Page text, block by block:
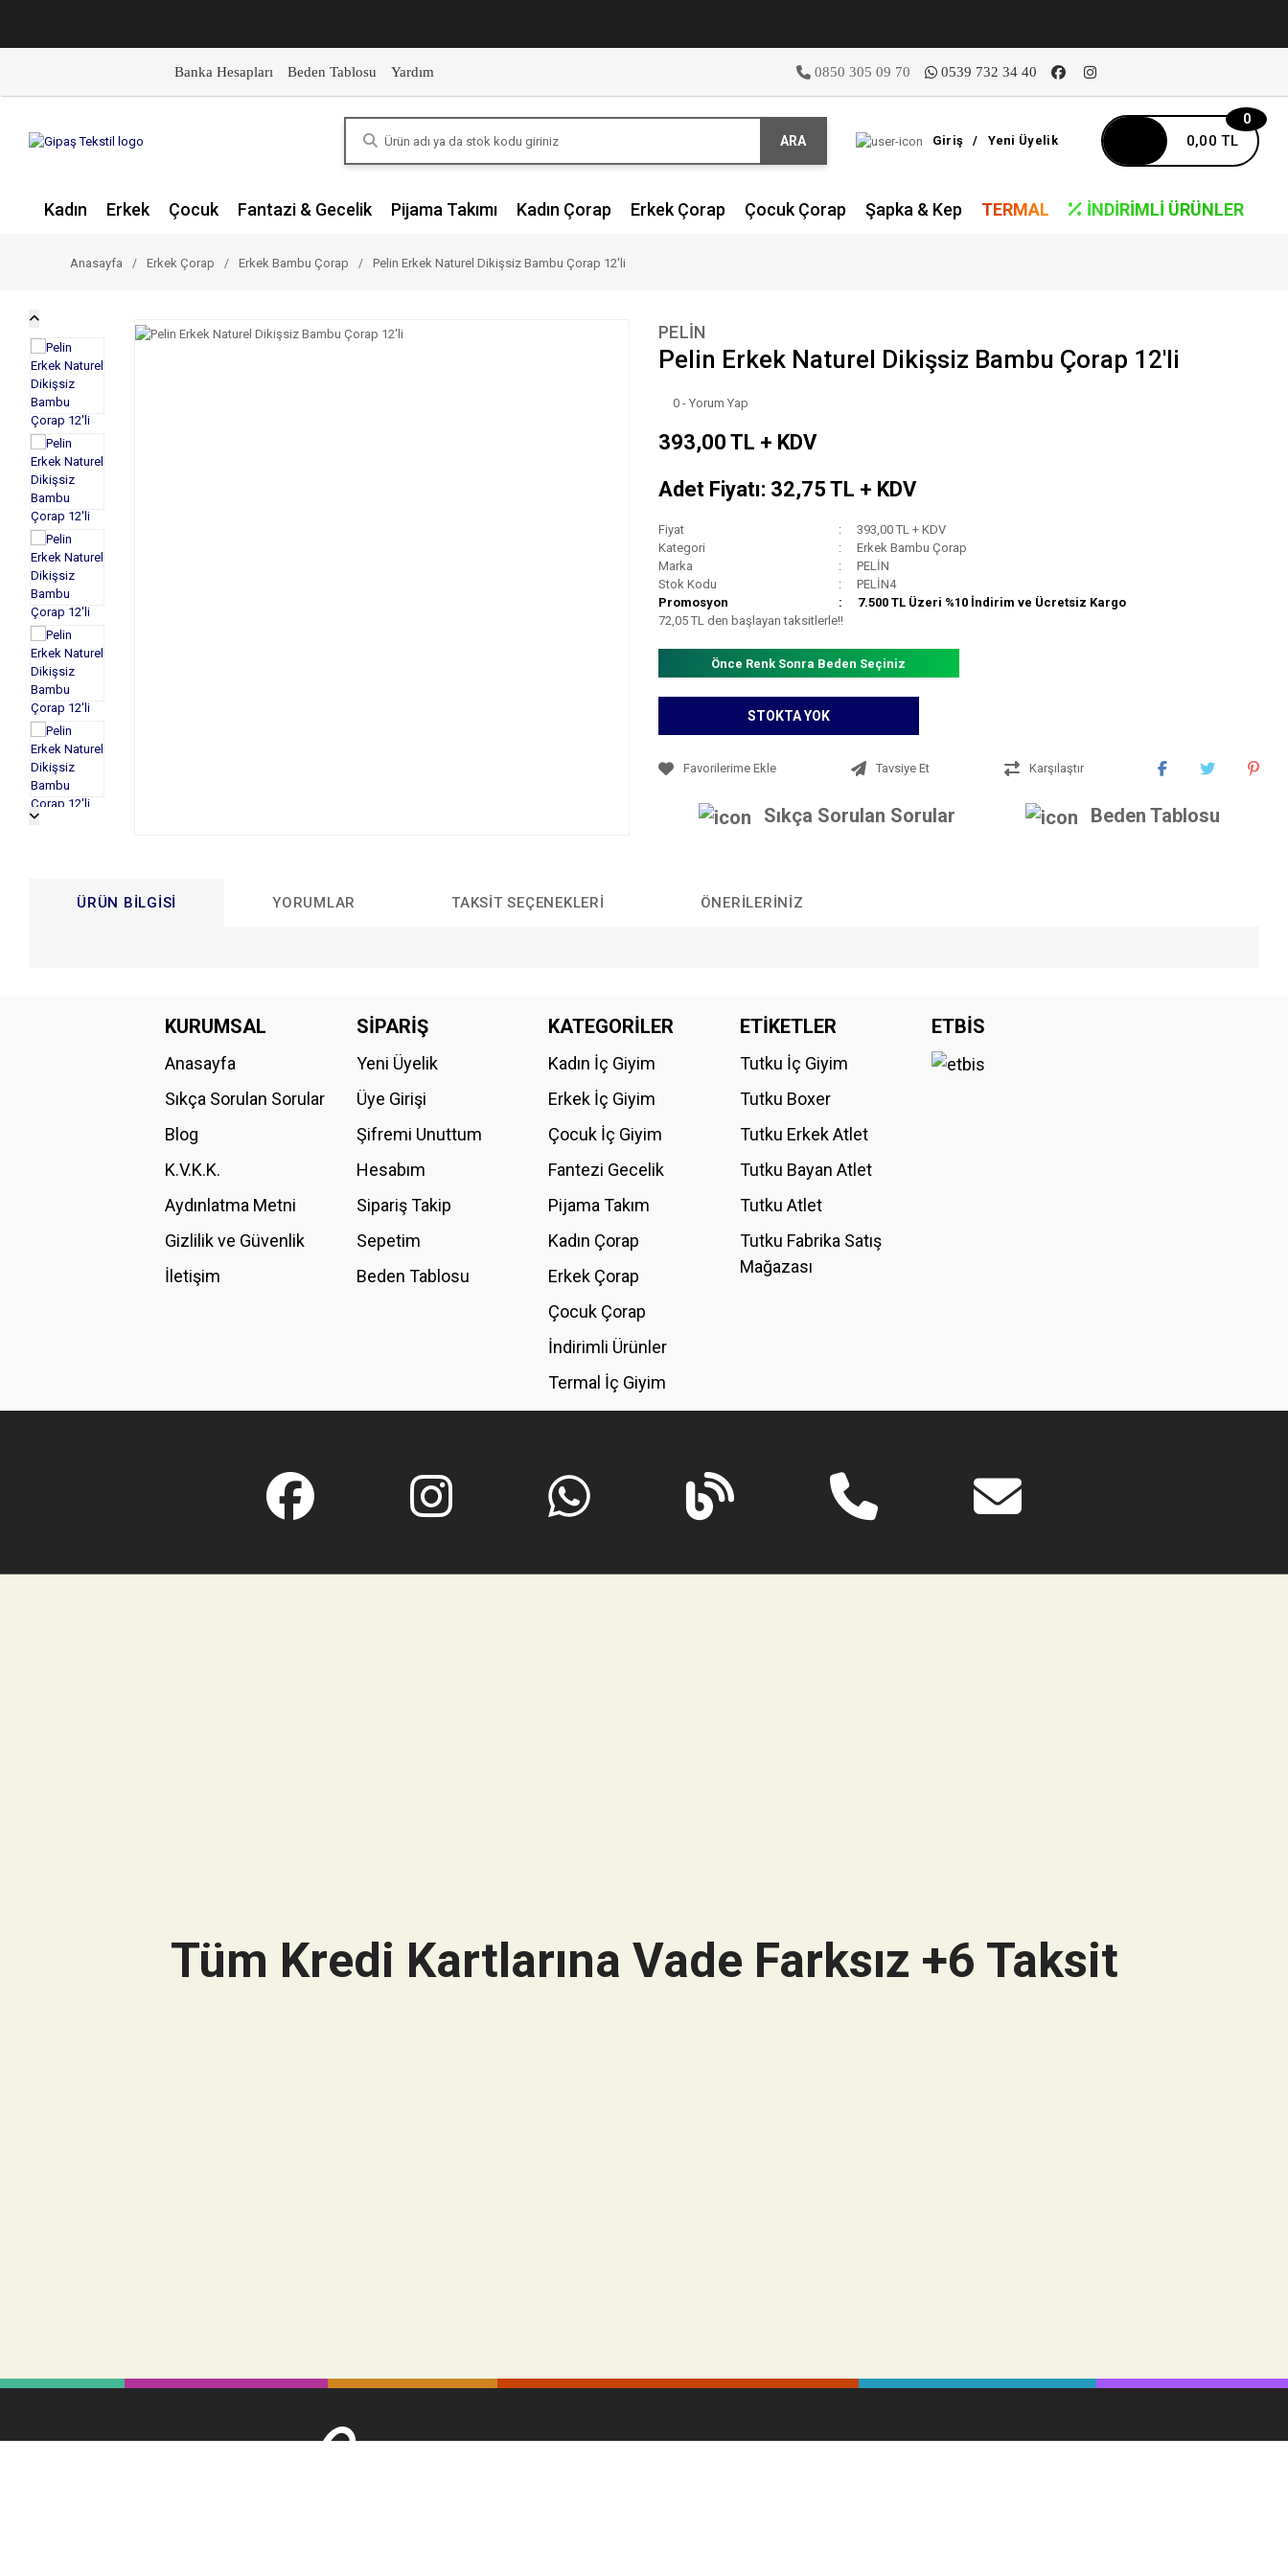
Banka Hesapları Beden Tablosu Yardım 0850 305 09 70 0539 732 34 40
ARA Giriş / Yeni Üyelik 0,00 TL
0
Kadın Erkek Çocuk Fantazi & Gecelik Pijama Takımı Kadın Çorap Erkek Çorap Çocuk Çorap Şapka & Kep TERMAL İNDIRIMLI ÜRÜNLER
Anasayfa Erkek Çorap Erkek Bambu Çorap Pelin Erkek Naturel Dikişsiz Bambu Çorap 12'li
PELİN
Pelin Erkek Naturel Dikişsiz Bambu Çorap 12'li
0 - Yorum Yap
393,00 TL + KDV
Adet Fiyatı: 32,75 TL + KDV
Fiyat
393,00 TL + KDV
Kategori
Erkek Bambu Çorap
Marka
PELİN
Stok Kodu
PELİN4
Promosyon
7.500 TL Üzeri %10 İndirim ve Ücretsiz Kargo
72,05 TL den başlayan taksitlerle!!
Önce Renk Sonra Beden Seçiniz
STOKTA YOK
Tavsiye Et Karşılaştır
Sıkça Sorulan Sorular Beden Tablosu
ÜRÜN BILGISI YORUMLAR TAKSIT SEÇENEKLERI ÖNERILERINIZ
Bu ürüne ilk yorumu siz yapın!
Ürün resmi kalitesiz, bozuk veya görüntülenemiyor.
Ürün fiyatı diğer sitelerden daha pahalı.
Bu ürüne benzer farklı alternatifler olmalı.
KURUMSAL
Anasayfa
Sıkça Sorulan Sorular
Blog
K.V.K.K.
Aydınlatma Metni
Gizlilik ve Güvenlik
İletişim
SİPARİŞ
Yeni Üyelik
Üye Girişi
Şifremi Unuttum
Hesabım
Sipariş Takip
Sepetim
Beden Tablosu
KATEGORİLER
Kadın İç Giyim
Erkek İç Giyim
Çocuk İç Giyim
Fantezi Gecelik
Pijama Takım
Kadın Çorap
Erkek Çorap
Çocuk Çorap
İndirimli Ürünler
Termal İç Giyim
ETİKETLER
Tutku İç Giyim
Tutku Boxer
Tutku Erkek Atlet
Tutku Bayan Atlet
Tutku Atlet
Tutku Fabrika Satış
Mağazası
ETBİS
Tüm Kredi Kartlarına Vade Farksız +6 Taksit